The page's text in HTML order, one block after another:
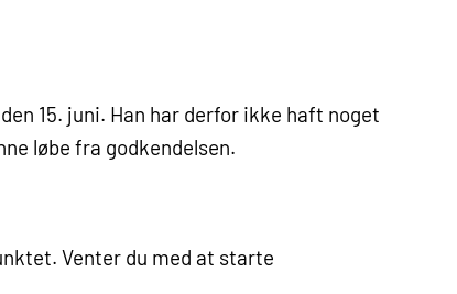
15. juni. Han har derfor ikke haft noget
løbe fra godkendelsen.
Venter du med at starte